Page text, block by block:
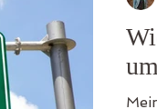
Glaubenssätze